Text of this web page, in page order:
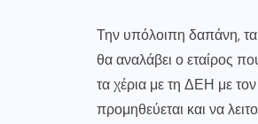
Την υπόλοιπη δαπάνη,
θα αναλάβει ο εταίρος
τα χέρια με τη ΔΕΗ με
προμηθεύεται και να